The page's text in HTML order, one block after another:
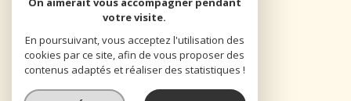
SE CONNECTER
Espace propriétaire
votre visite.
En poursuivant, vous acceptez l'utilisation des
cookies par ce site, afin de vous proposer des
contenus adaptés et réaliser des statistiques !